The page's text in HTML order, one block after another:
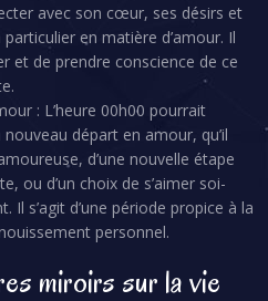
avec son cœur, ses désirs et
en matière d’amour. Il
et de prendre conscience de ce
: L’heure 00h00 pourrait
départ en amour, qu’il
d’une nouvelle étape
ou d’un choix de s’aimer soi-
s’agit d’une période propice à la
personnel.
miroirs sur la vie